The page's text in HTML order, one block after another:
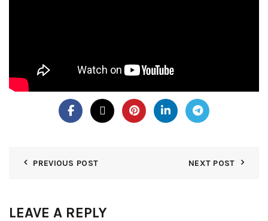
PREVIOUS POST NEXT POST
LEAVE A REPLY